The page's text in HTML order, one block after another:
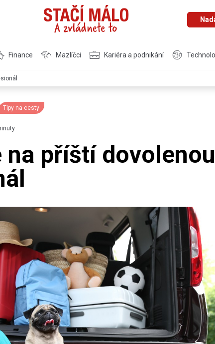
Finance Mazlíčci Kariéra a podnikání
Tipy na cesty
na příští